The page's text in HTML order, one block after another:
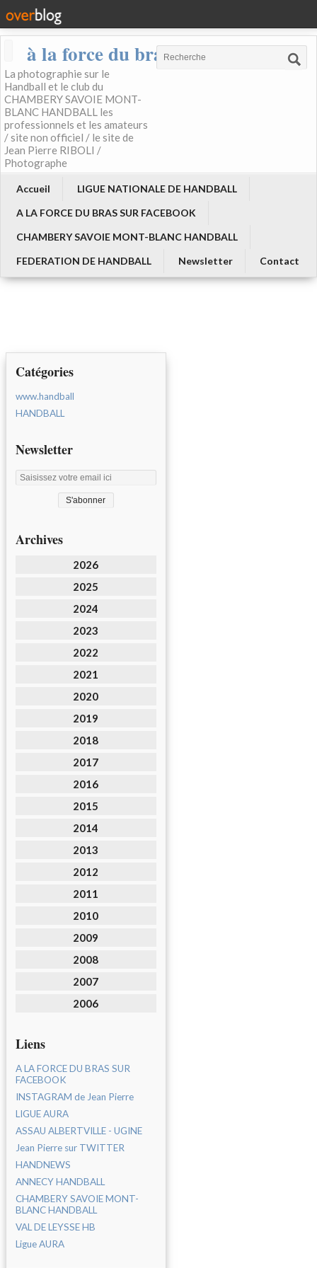
à la force du bras
La photographie sur le
Handball et le club du
CHAMBERY SAVOIE MONT-
BLANC HANDBALL les
professionnels et les amateurs
/ site non officiel / le site de
Jean Pierre RIBOLI /
Photographe
Accueil
LIGUE NATIONALE DE HANDBALL
A LA FORCE DU BRAS SUR FACEBOOK
CHAMBERY SAVOIE MONT-BLANC HANDBALL
FEDERATION DE HANDBALL
Newsletter Contact
Catégories
www.handball
HANDBALL
Newsletter
Archives
2026
2025
2024
2023
2022
2021
2020
2019
2018
2017
2016
2015
2014
2013
2012
2011
2010
2009
2008
2007
2006
Liens
A LA FORCE DU BRAS SUR
FACEBOOK
INSTAGRAM de Jean Pierre
LIGUE AURA
ASSAU ALBERTVILLE - UGINE
Jean Pierre sur TWITTER
HANDNEWS
ANNECY HANDBALL
CHAMBERY SAVOIE MONT-
BLANC HANDBALL
VAL DE LEYSSE HB
Ligue AURA